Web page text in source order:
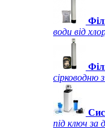
води від
сірководню
під ключ за